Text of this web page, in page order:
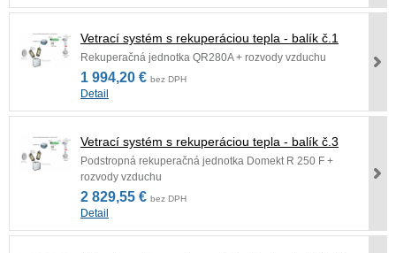
Vetrací systém s rekuperáciou tepla - balík č.1
Rekuperačná jednotka QR280A + rozvody vzduchu
1 994,20 € bez DPH
Detail
Vetrací systém s rekuperáciou tepla - balík č.3
Podstropná rekuperačná jednotka Domekt R 250 F +
rozvody vzduchu
2 829,55 € bez DPH
Detail